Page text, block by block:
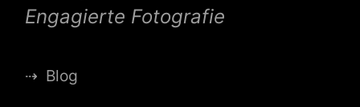
Engagierte Fotografie
⇢ Blog